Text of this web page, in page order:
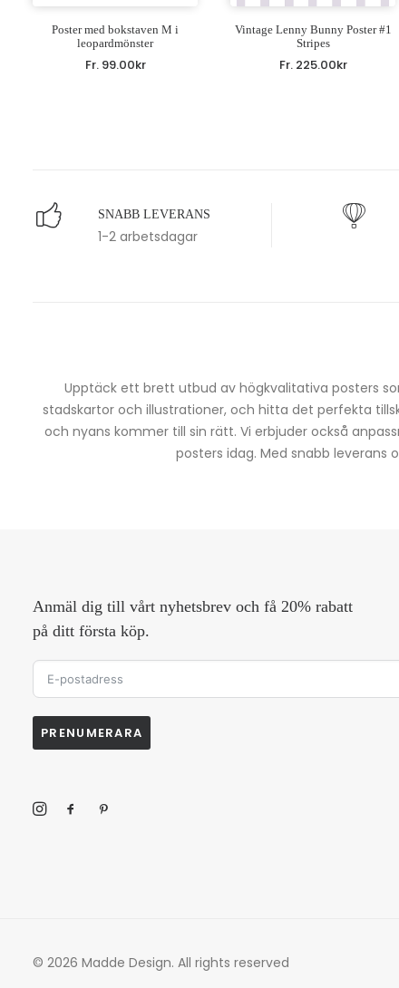
Poster med bokstaven M i
leopardmönster
Fr. 99.00kr
Vintage Lenny Bunny Poster #1
Stripes
Fr. 225.00kr
SNABB LEVERANS
1-2 arbetsdagar
Upptäck ett brett utbud av högkvalitativa posters
stadskartor och illustrationer, och hitta det perfekta
och nyans kommer till sin rätt. Vi erbjuder också
posters idag. Med snabb
Anmäl dig till vårt nyhetsbrev och få 20% rabatt
på ditt första köp.
PRENUMERARA
© 2026 Madde Design. All rights reserved